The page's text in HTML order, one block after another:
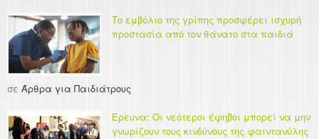
Το εμβόλιο της γρίπης προσφέρει ισχυρή
προστασία από τον θάνατο στα παιδιά
σε Άρθρα για Παιδιάτρους
Έρευνα: Οι νεότεροι έφηβοι μπορεί να μην
γνωρίζουν τους κινδύνους της φαιντανύλης